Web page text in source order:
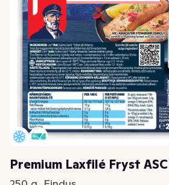
Premium Laxfilé Fryst ASC